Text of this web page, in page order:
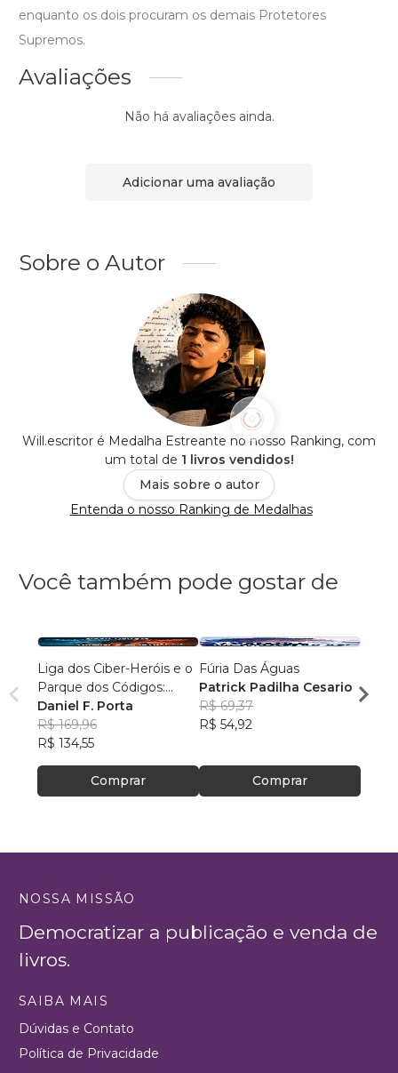
enquanto os dois procuram os demais Protetores
Supremos.
Avaliações
Não há avaliações ainda.
Adicionar uma avaliação
Sobre o Autor
Will.escritor é Medalha Estreante no nosso Ranking, com
um total de 1 livros vendidos!
Mais sobre o autor
Entenda o nosso Ranking de Medalhas
Você também pode gostar de
Liga dos Ciber-Heróis e o
Parque dos Códigos:
Rumo ao Desconhecido
Daniel F. Porta
R$ 169,96
R$ 134,55
Comprar
Fúria Das Águas
Patrick Padilha Cesario
R$ 69,37
R$ 54,92
Comprar
R$
NOSSA MISSÃO
Democratizar a publicação e venda de
livros.
SAIBA MAIS
Dúvidas e Contato
Política de Privacidade